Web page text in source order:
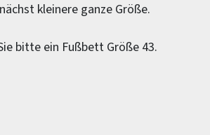
kleinere ganze Größe.
bitte ein Fußbett Größe 43.